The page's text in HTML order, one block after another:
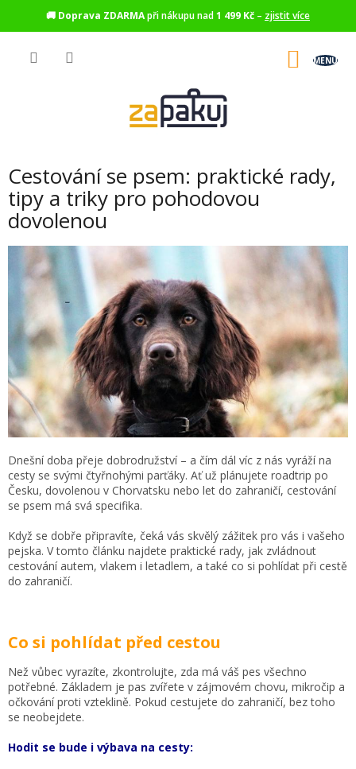
🚚 Doprava ZDARMApři nákupu nad1 499 Kč – zjistit více
Cestování se psem: praktické rady,
tipy a triky pro pohodovou
dovolenou
Dnešní doba přeje dobrodružství – a čím dál víc z nás vyráží na
cesty se svými čtyřnohými parťáky. Ať už plánujete roadtrip po
Česku, dovolenou v Chorvatsku nebo let do zahraničí, cestování
se psem má svá specifika.
Když se dobře připravíte, čeká vás skvělý zážitek pro vás i vašeho
pejska. V tomto článku najdete praktické rady, jak zvládnout
cestování autem, vlakem i letadlem, a také co si pohlídat při cestě
do zahraničí.
Co si pohlídat před cestou
Než vůbec vyrazíte, zkontrolujte, zda má váš pes všechno
potřebné. Základem je pas zvířete v zájmovém chovu, mikročip a
očkování proti vzteklině. Pokud cestujete do zahraničí, bez toho
se neobejdete.
Hodit se bude i výbava na cesty: